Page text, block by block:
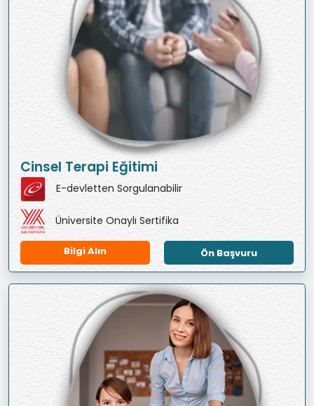
Cinsel Terapi Eğitimi
E-devletten Sorgulanabilir
Üniversite Onaylı Sertifika
Bilgi Alın Ön Başvuru